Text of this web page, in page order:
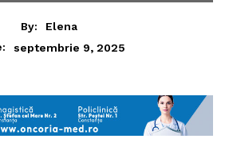
By:
Elena
septembrie 9, 2025